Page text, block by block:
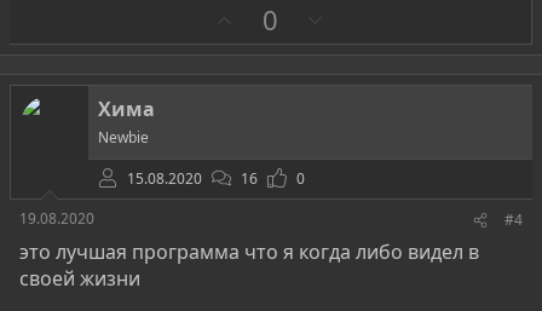
а
0
р
о
в
Хима
Newbie
15.08.2020
16
0
19.08.2020
#4
это лучшая программа что я когда либо видел в
своей жизни